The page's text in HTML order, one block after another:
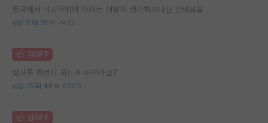
한국에서 박사학위의 미래는 어떻게 생각하시나요 선배님들
9 15 7422
김GPT
박사를 한번더 하는거 어떤가요?
15 44 9503
김GPT